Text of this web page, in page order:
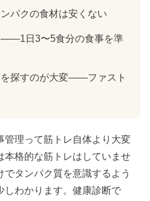
パクの食材は安くない
——1日3〜5食分の食事を準
探すのが大変——ファスト
管理って筋トレ自体より大変
本格的な筋トレはしていませ
タンパク質を意識するよう
しわかります。健康診断で